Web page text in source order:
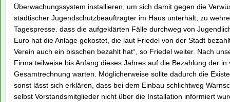
Überwachungssystem installieren, um sich damit gegen die
städtischer Jugendschutzbeauftragter im Haus unterhält, zu
Tagespresse. dass die aufgeklärten Fälle durchweg von
Euro hat die Anlage gekostet, die laut Friedel von der Stadt
Verein auch ein bisschen bezahlt hat“, so Friedel weiter. Nach
Firma teilweise bis Anfang dieses Jahres auf die Bezahlung der
Gesamtrechnung warten. Möglicherweise sollte dadurch die
sonst lässt sich erklären, dass bei dem Einbau schlichtweg
selbst Vorstandsmitglieder nicht über die Installation informiert